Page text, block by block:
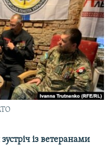
із ветеранами